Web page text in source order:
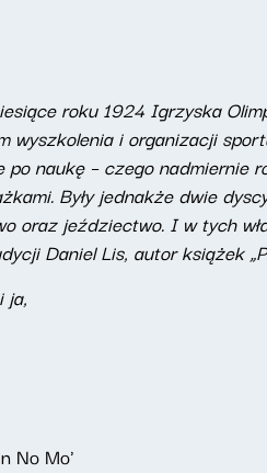
roku 1924 Igrzyska
wyszkolenia i organizacji
naukę – czego
Były jednakże dwie
oraz jeździectwo. I w tych
Daniel Lis, autor książek
ja,
No Mo'